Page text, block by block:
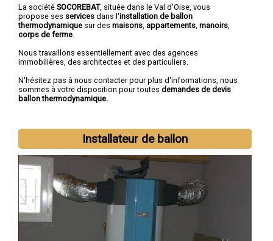
La société SOCOREBAT, située dans le Val d'Oise, vous
propose ses services dans l'installation de ballon
thermodynamique sur des maisons appartements manoirs
corps de ferme
Nous travaillons essentiellement avec des agences
immobilières, des architectes et des particuliers.
N'hésitez pas à nous contacter pour plus d'informations, nous
sommes à votre disposition pour toutes demandes de devis
ballon thermodynamique.
Installateur de ballon